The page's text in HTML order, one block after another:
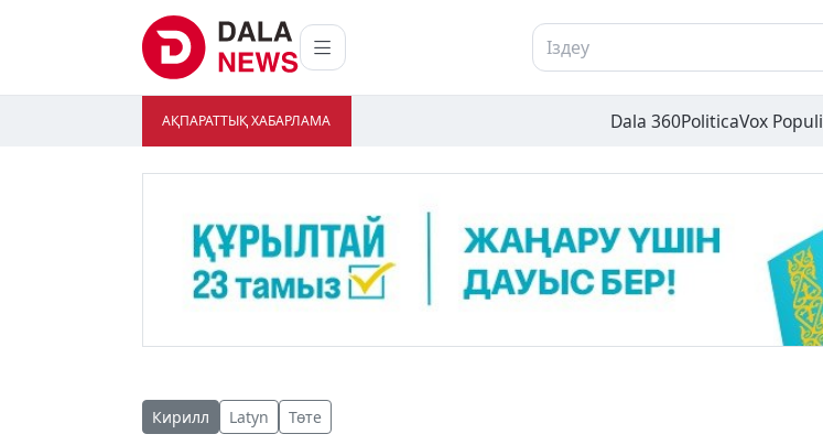
АҚПАРАТТЫҚ ХАБАРЛАМА Dala 360PoliticaVox Populi
Кирилл Latyn Төте